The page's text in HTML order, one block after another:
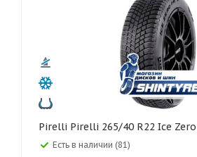
Pirelli Pirelli 265/40 R22 Ice
Есть в наличии (81)